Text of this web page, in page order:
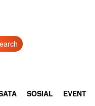
SOSIAL EVENT